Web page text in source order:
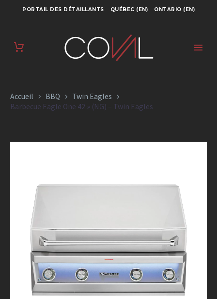
PORTAIL DES DÉTAILLANTS QUÉBEC (EN) ONTARIO (EN)
BARBECUE EAGLE
ONE 42 » (NG) –
Accueil BBQ
Twin Eagles
Barbecue Eagle One 42 » (NG) – Twin Eagles